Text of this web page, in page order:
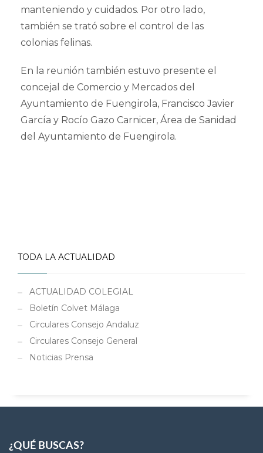
manteniendo y cuidados. Por otro lado,
también se trató sobre el control de las
colonias felinas.
En la reunión también estuvo presente el
concejal de Comercio y Mercados del
Ayuntamiento de Fuengirola, Francisco Javier
García y Rocío Gazo Carnicer, Área de Sanidad
del Ayuntamiento de Fuengirola.
TODA LA ACTUALIDAD
ACTUALIDAD COLEGIAL
Boletín Colvet Málaga
Circulares Consejo Andaluz
Circulares Consejo General
Noticias Prensa
¿QUÉ BUSCAS?